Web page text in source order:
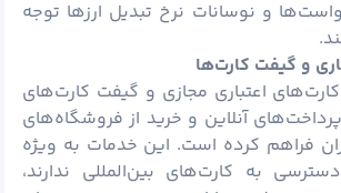
و نوسانات نرخ تبدیل ارزها توجه
و گیفت کارت‌ها
اعتباری مجازی و گیفت کارت‌های
پرداخت‌های آنلاین و خرید از فروشگاه‌های
فراهم کرده است. این خدمات به ‌ویژه
به کارت‌های بین‌المللی ندارند،